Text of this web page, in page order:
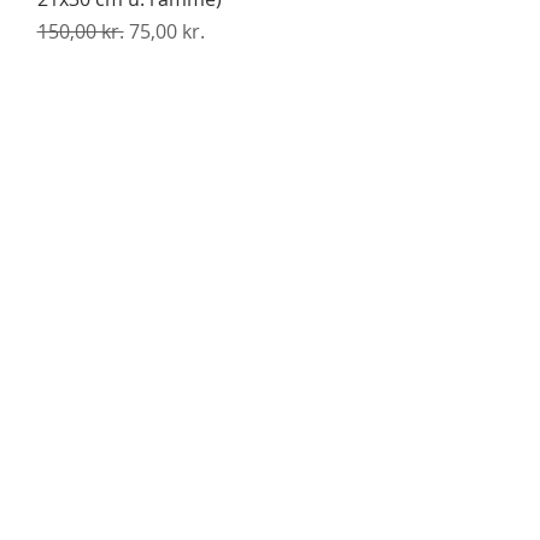
Regulær pris
150,00 kr. Salgspris
75,00 kr.